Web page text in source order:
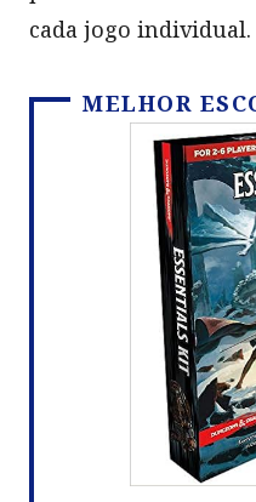
cada jogo individual.
MELHOR